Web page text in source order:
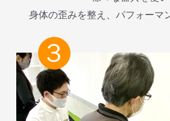
身体の歪みを整え、パフォーマ
３